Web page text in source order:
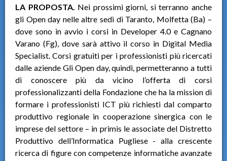
LA PROPOSTA. Nei prossimi giorni, si terranno anche
gli Open day nelle altre sedi di Taranto, Molfetta (Ba) –
dove sono in avvio i corsi in Developer 4.0 e Cagnano
Varano (Fg), dove sarà attivo il corso in Digital Media
Specialist. Corsi gratuiti per i professionisti più ricercati
dalle aziende Gli Open day, quindi, permetteranno a tutti
di conoscere più da vicino l’offerta di corsi
professionalizzanti della Fondazione che ha la mission di
formare i professionisti ICT più richiesti dal comparto
produttivo regionale in cooperazione sinergica con le
imprese del settore – in primis le associate del Distretto
Produttivo dell’Informatica Pugliese - alla crescente
ricerca di figure con competenze informatiche avanzate